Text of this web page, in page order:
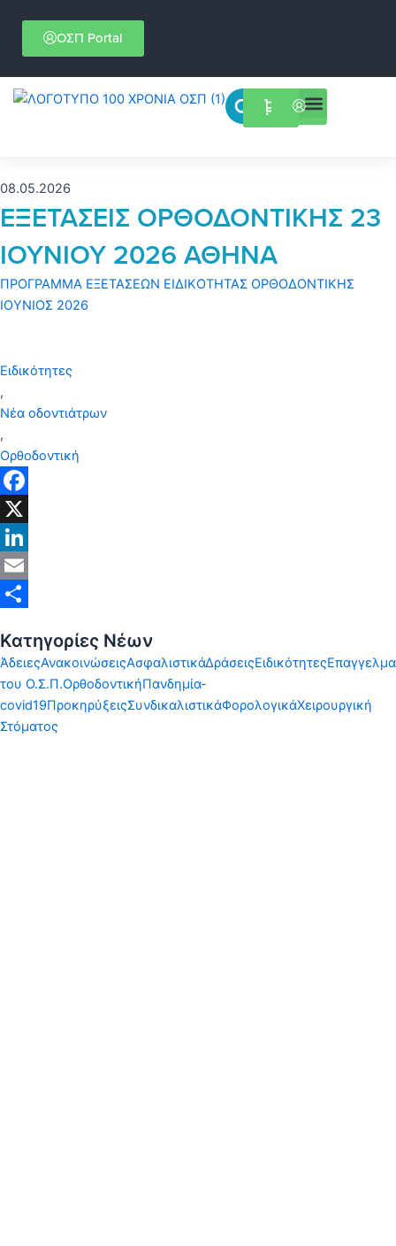
περιεχόμενο
ΟΣΠ Portal
Menu
08.05.2026
ΕΞΕΤΑΣΕΙΣ ΟΡΘΟΔΟΝΤΙΚΗΣ 23
ΙΟΥΝΙΟΥ 2026 ΑΘΗΝΑ
ΠΡΟΓΡΑΜΜΑ ΕΞΕΤΑΣΕΩΝ ΕΙΔΙΚΟΤΗΤΑΣ ΟΡΘΟΔΟΝΤΙΚΗΣ
ΙΟΥΝΙΟΣ 2026
Ειδικότητες
,
Νέα οδοντιάτρων
,
Ορθοδοντική
Facebook
X
LinkedIn
Email
Κατηγορίες Νέων
ΆδειεςΑνακοινώσειςΑσφαλιστικάΔράσειςΕιδικότητες
του Ο.Σ.Π.ΟρθοδοντικήΠανδημία-
covid19ΠροκηρύξειςΣυνδικαλιστικάΦορολογικάΧειρουργική
Στόματος